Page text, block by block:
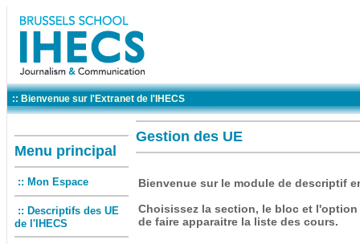
:: Bienvenue sur l'Extranet de l'IHECS
Menu principal
:: Mon Espace
:: Descriptifs des UE
de l'IHECS
Gestion des UE
Bienvenue sur le module de descriptif
Choisissez la section, le bloc et
de faire apparaitre la liste des cours.